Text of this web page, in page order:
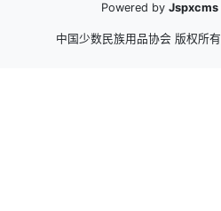
Powered by Jspxcms
中国少数民族用品协会 版权所有